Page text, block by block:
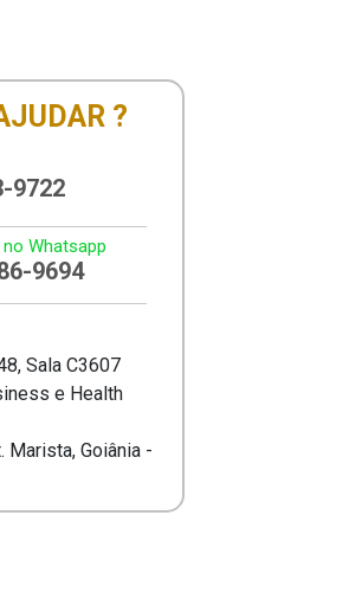
?
9722
Whatsapp
9694
Sala C3607
e Health
Marista, Goiânia -